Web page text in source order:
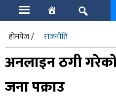
होमपेज / राजनीति
अनलाइन ठगी
जना पक्राउ